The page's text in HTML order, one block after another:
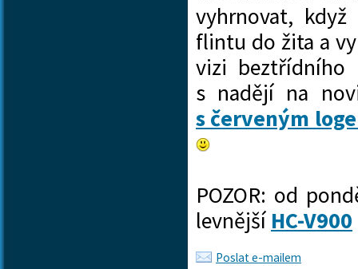
vyhrnovat,
flintu do žita a
vizi
s nadějí na
s červeným
POZOR: od
levnější HC-V900
Poslat e-mailem